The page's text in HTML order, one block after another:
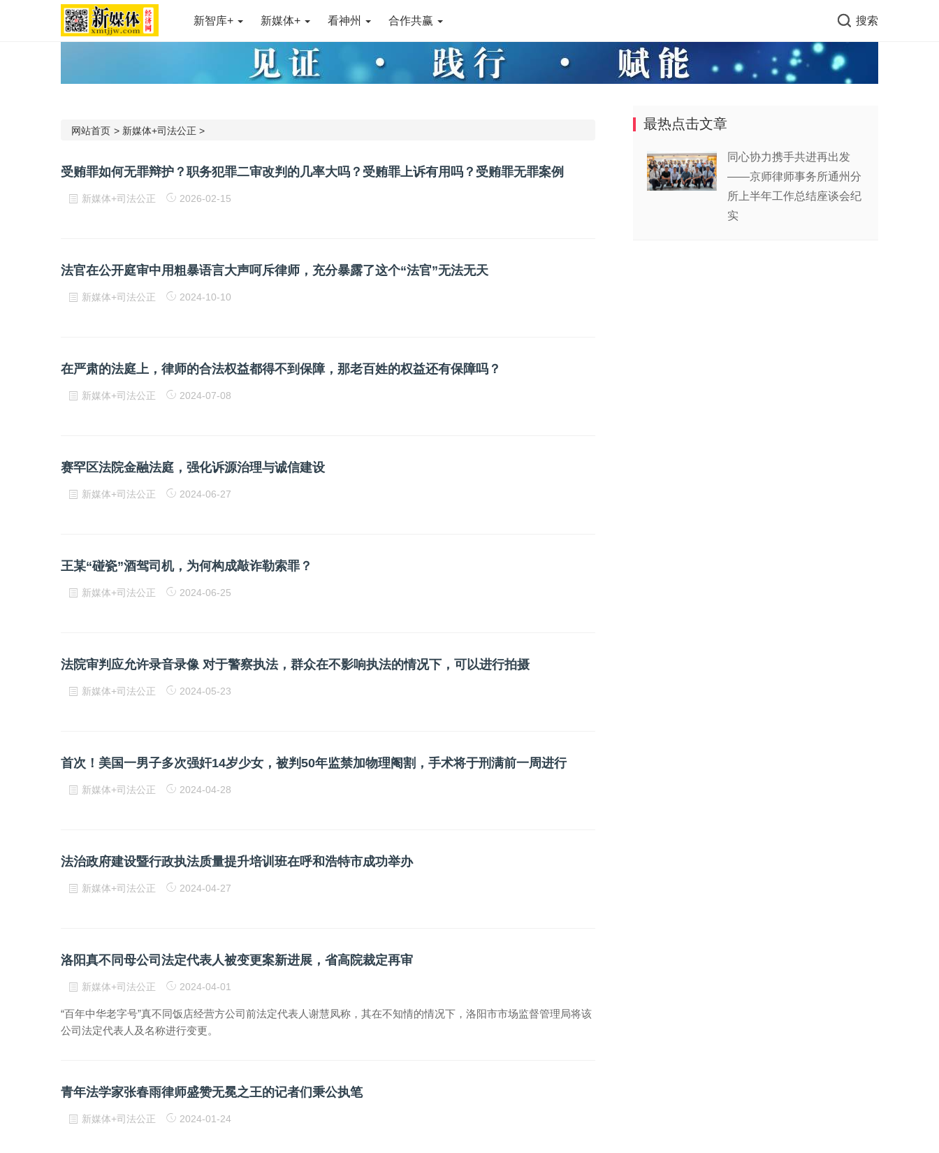
新智库+ 新媒体+ 看神州 合作共赢 搜索
网站首页 > 新媒体+司法公正 >
受贿罪如何无罪辩护？职务犯罪二审改判的几率大吗？受贿罪上诉有用吗？受贿罪无罪案例
新媒体+司法公正 2026-02-15
法官在公开庭审中用粗暴语言大声呵斥律师，充分暴露了这个“法官”无法无天
新媒体+司法公正 2024-10-10
在严肃的法庭上，律师的合法权益都得不到保障，那老百姓的权益还有保障吗？
新媒体+司法公正 2024-07-08
赛罕区法院金融法庭，强化诉源治理与诚信建设
新媒体+司法公正 2024-06-27
王某“碰瓷”酒驾司机，为何构成敲诈勒索罪？
新媒体+司法公正 2024-06-25
法院审判应允许录音录像 对于警察执法，群众在不影响执法的情况下，可以进行拍摄
新媒体+司法公正 2024-05-23
首次！美国一男子多次强奸14岁少女，被判50年监禁加物理阉割，手术将于刑满前一周进行
新媒体+司法公正 2024-04-28
法治政府建设暨行政执法质量提升培训班在呼和浩特市成功举办
新媒体+司法公正 2024-04-27
洛阳真不同母公司法定代表人被变更案新进展，省高院裁定再审
新媒体+司法公正 2024-04-01
“百年中华老字号”真不同饭店经营方公司前法定代表人谢慧凤称，其在不知情的情况下，洛阳市市场监督管理局将该
公司法定代表人及名称进行变更。
青年法学家张春雨律师盛赞无冕之王的记者们秉公执笔
新媒体+司法公正 2024-01-24
最热点击文章
同心协力携手共进再出发
——京师律师事务所通州分
所上半年工作总结座谈会纪
实